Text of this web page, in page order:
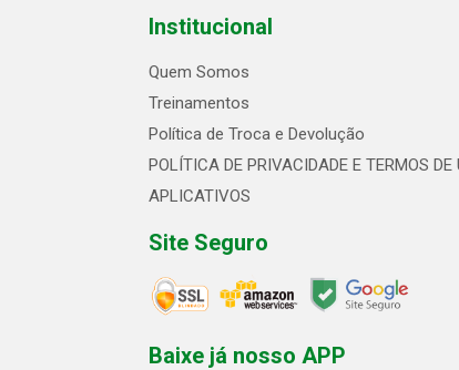
Institucional
Quem Somos
Treinamentos
Política de Troca e Devolução
POLÍTICA DE PRIVACIDADE E TERMOS DE
APLICATIVOS
Site Seguro
Baixe já nosso APP